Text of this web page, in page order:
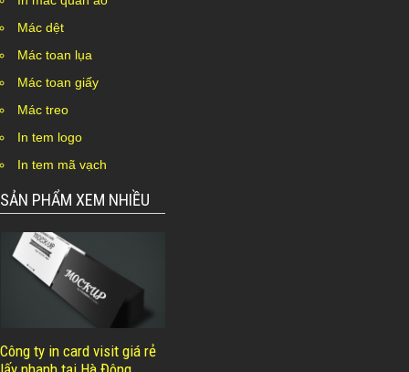
Mác dệt
Mác toan lụa
Mác toan giấy
Mác treo
In tem logo
In tem mã vạch
SẢN PHẨM XEM NHIỀU
Công ty in card visit giá rẻ